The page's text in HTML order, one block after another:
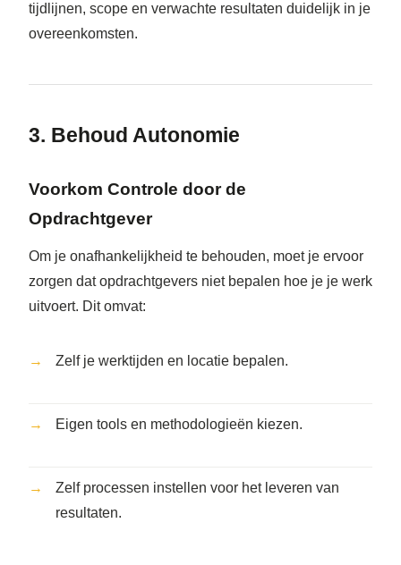
tijdlijnen, scope en verwachte resultaten duidelijk in je
overeenkomsten.
3. Behoud Autonomie
Voorkom Controle door de
Opdrachtgever
Om je onafhankelijkheid te behouden, moet je ervoor
zorgen dat opdrachtgevers niet bepalen hoe je je werk
uitvoert. Dit omvat:
Zelf je werktijden en locatie bepalen.
Eigen tools en methodologieën kiezen.
Zelf processen instellen voor het leveren van
resultaten.